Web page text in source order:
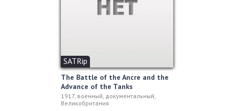
SATRip
The Battle of the Ancre and the
Advance of the Tanks
1917, военный, документальный,
Великобритания